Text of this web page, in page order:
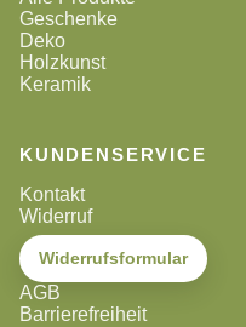
Geschenke
Deko
Holzkunst
Keramik
KUNDENSERVICE
Kontakt
Widerruf
Widerrufsformular
AGB
Barrierefreiheit